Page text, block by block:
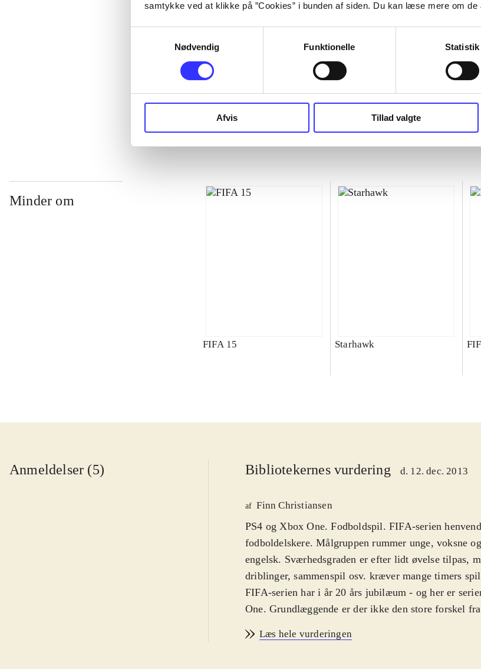
samtykke ved at klikke på ”Cookies” i bunden af siden. Du kan læse mere om de
Nødvendig
Funktionelle Statistik
Afvis Tillad valgte
NHL (Pc) NBA live (Pc)
Minder om
FIFA 15 Starhawk
Anmeldelser (5) Bibliotekernes vurdering d. 12. dec. 2013
af Finn Christiansen
PS4 og Xbox One. Fodboldspil. FIFA-serien
fodboldelskere. Målgruppen rummer unge, voksne
engelsk. Sværhedsgraden er efter lidt øvelse tilpas,
driblinger, sammenspil osv. kræver mange timers
FIFA-serien har i år 20 års jubilæum - og her er
One. Grundlæggende er der ikke den store forskel
sæsonen er med, så spillerne på skærmen har de
Læs hele vurderingen